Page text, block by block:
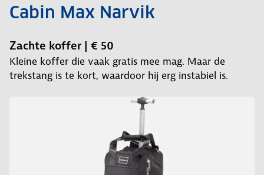
Cabin Max Narvik
Zachte koffer | € 50
Kleine koffer die vaak gratis mee mag. Maar de
trekstang is te kort, waardoor hij erg instabiel is.